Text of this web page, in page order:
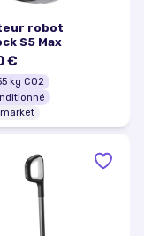
robot
S5 Max
€
kg CO2